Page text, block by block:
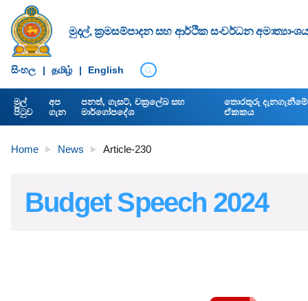
මුදල්, ක්‍රමසම්පාදන සහ ආර්ථික සංවර්ධන
සිංහ​ල | தமிழ் | English
මුල්
පිටුව
අප
ගැන
පනත්, ගැසට්, චක්‍රලේඛ සහ
මාර්ගෝපදේශ
තොරතුරු
ඒකකය
Home News Article-230
Budget Speech 2024